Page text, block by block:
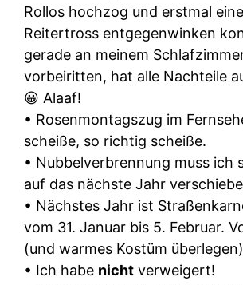
Rollos hochzog und erstmal
Reitertross entgegenwinken
gerade an meinem
vorbeiritten, hat alle Nachteile
😀 Alaaf!
• Rosenmontagszug im
scheiße, so richtig scheiße.
• Nubbelverbrennung muss ich
auf das nächste Jahr
• Nächstes Jahr ist
vom 31. Januar bis 5. Februar.
(und warmes Kostüm
• Ich habe nicht verweigert!